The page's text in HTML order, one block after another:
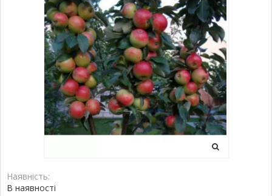
Наявність:
В наявності